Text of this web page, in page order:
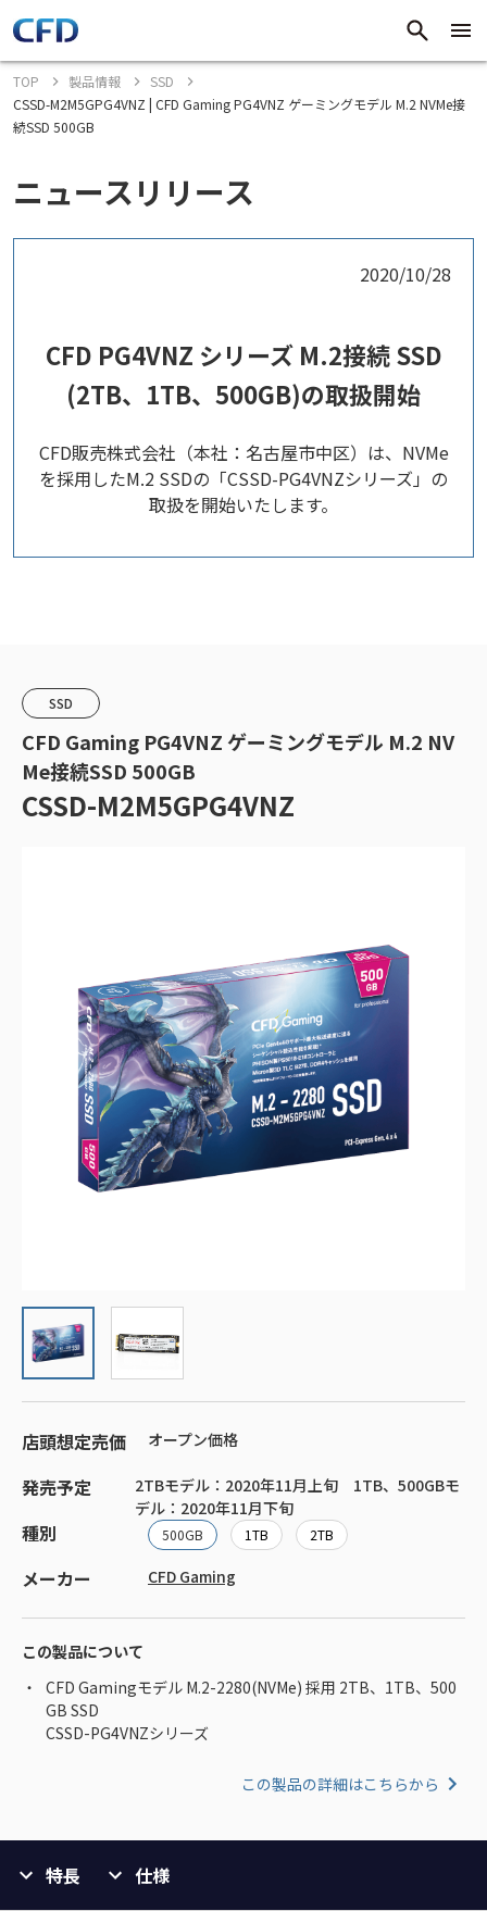
TOP 製品情報
SSD
CSSD-M2M5GPG4VNZ | CFD Gaming PG4VNZ ゲーミングモデル M.2 NVMe接
続SSD 500GB
ニュースリリース
2020/10/28
CFD PG4VNZ シリーズ M.2接続 SSD
(2TB、1TB、500GB)の取扱開始
CFD販売株式会社（本社：名古屋市中区）は、NVMe
を採用したM.2 SSDの「CSSD-PG4VNZシリーズ」の
取扱を開始いたします。
SSD
CFD Gaming PG4VNZ ゲーミングモデル M.2 NV
Me接続SSD 500GB
CSSD-M2M5GPG4VNZ
店頭想定売価 オープン価格
発売予定
2TBモデル：2020年11月上旬 1TB、500GBモ
デル：2020年11月下旬
種別 500GB 1TB 2TB
メーカー CFD Gaming
この製品について
CFD Gamingモデル M.2-2280(NVMe) 採用 2TB、1TB、500
GB SSD
CSSD-PG4VNZシリーズ
この製品の詳細はこちらから
特長 仕様